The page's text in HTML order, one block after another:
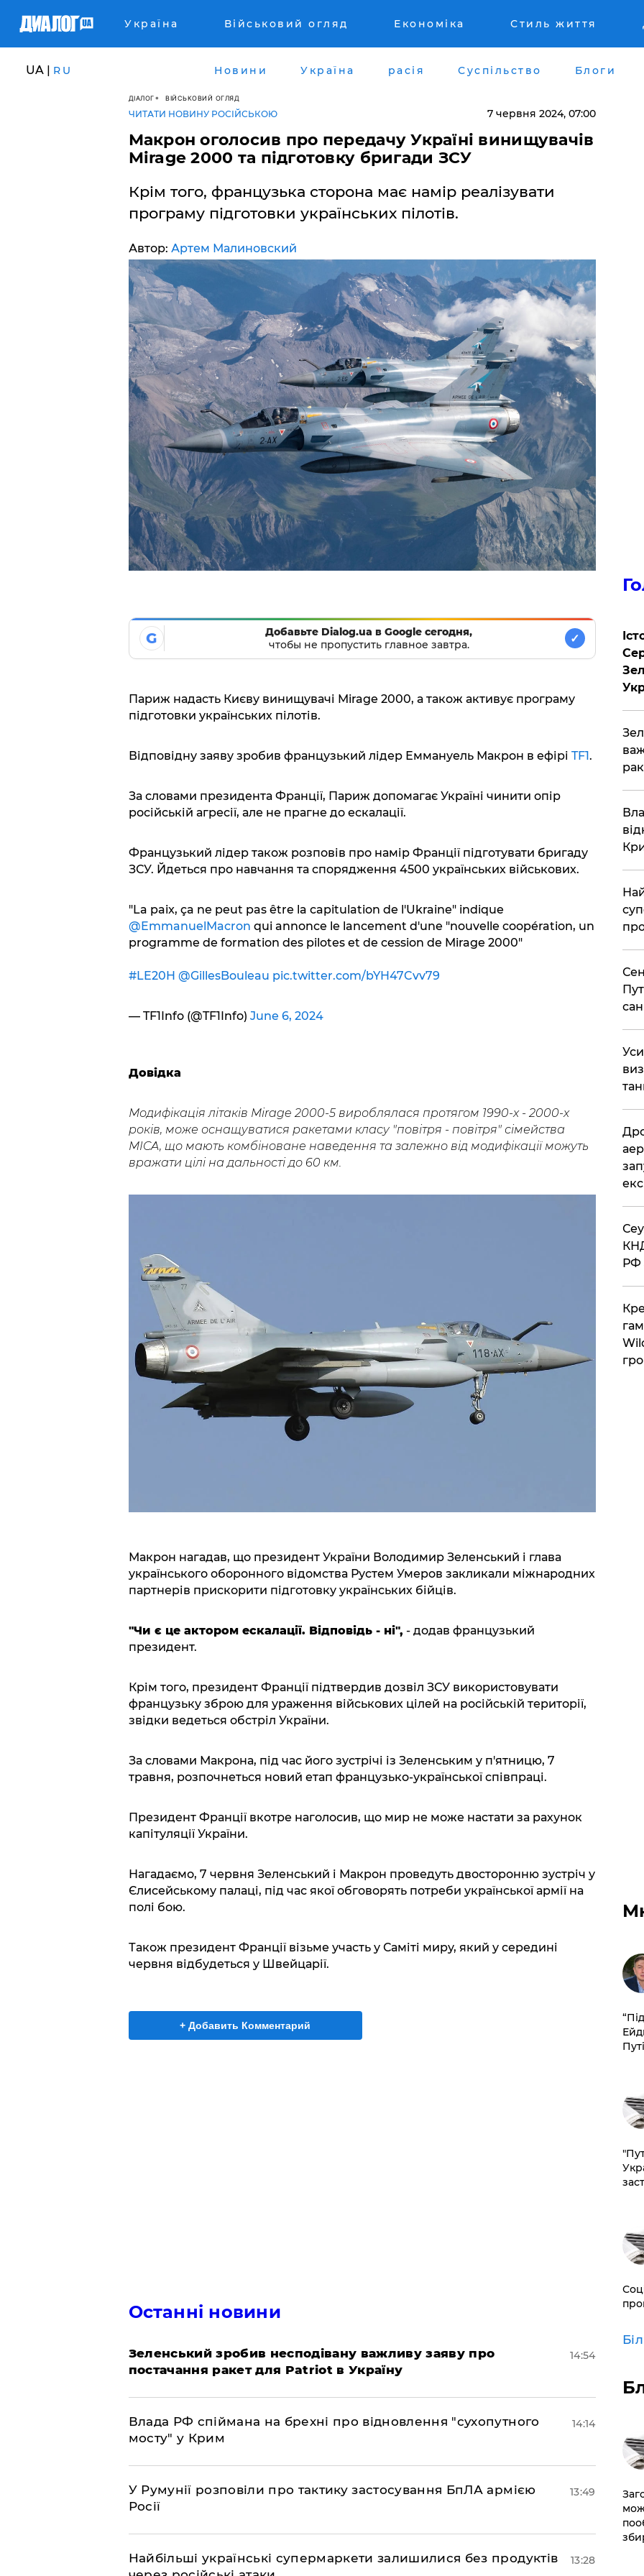
Україна Військовий огляд Економіка Стиль життя
UA | RU Новини Україна расія Суспільство Блоги
ДІАЛОГ ВІЙСЬКОВИЙ ОГЛЯД
ЧИТАТИ НОВИНУ РОСІЙСЬКОЮ 7 червня 2024, 07:00
Макрон оголосив про передачу Україні винищувачів
Mirage 2000 та підготовку бригади ЗСУ
Крім того, французька сторона має намір реалізувати
програму підготовки українських пілотів.
Автор: Артем Малиновский
G
Добавьте Dialog.ua в Google сегодня,
чтобы не пропустить главное завтра.
✓
Париж надасть Києву винищувачі Mirage 2000, а також активує програму
підготовки українських пілотів.
Відповідну заяву зробив французький лідер Еммануель Макрон в ефірі TF1.
За словами президента Франції, Париж допомагає Україні чинити опір
російській агресії, але не прагне до ескалації.
Французький лідер також розповів про намір Франції підготувати бригаду
ЗСУ. Йдеться про навчання та спорядження 4500 українських військових.
"La paix, ça ne peut pas être la capitulation de l'Ukraine" indique
@EmmanuelMacron qui annonce le lancement d'une "nouvelle coopération, un
programme de formation des pilotes et de cession de Mirage 2000"
#LE20H @GillesBouleau pic.twitter.com/bYH47Cvv79
— TF1Info (@TF1Info) June 6, 2024
Довідка
Модифікація літаків Mirage 2000-5 вироблялася протягом 1990-х - 2000-х
років, може оснащуватися ракетами класу "повітря - повітря" сімейства
MICA, що мають комбіноване наведення та залежно від модифікації можуть
вражати цілі на дальності до 60 км.
Макрон нагадав, що президент України Володимир Зеленський і глава
українського оборонного відомства Рустем Умеров закликали міжнародних
партнерів прискорити підготовку українських бійців.
"Чи є це актором ескалації. Відповідь - ні", - додав французький
президент.
Крім того, президент Франції підтвердив дозвіл ЗСУ використовувати
французьку зброю для ураження військових цілей на російській території,
звідки ведеться обстріл України.
За словами Макрона, під час його зустрічі із Зеленським у п'ятницю, 7
травня, розпочнеться новий етап французько-української співпраці.
Президент Франції вкотре наголосив, що мир не може настати за рахунок
капітуляції України.
Нагадаємо, 7 червня Зеленський і Макрон проведуть двосторонню зустріч у
Єлисейському палаці, під час якої обговорять потреби української армії на
полі бою.
Також президент Франції візьме участь у Саміті миру, який у середині
червня відбудеться у Швейцарії.
+ Добавить Комментарий
Останні новини
Зеленський зробив несподівану важливу заяву про
постачання ракет для Patriot в Україну
14:54
Влада РФ спіймана на брехні про відновлення "сухопутного
мосту" у Крим
14:14
У Румунії розповіли про тактику застосування БпЛА армією
Росії
13:49
Найбільші українські супермаркети залишилися без продуктів
13:28
РФ